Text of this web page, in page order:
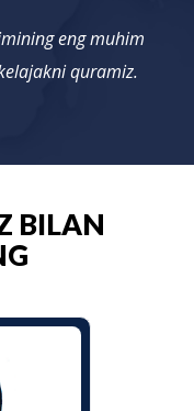
eng muhim
quramiz.
BILAN